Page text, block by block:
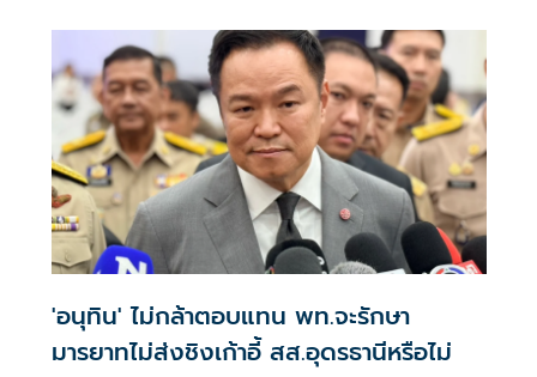
'อนุทิน' ไม่กล้าตอบแทน พท.จะรักษา
มารยาทไม่ส่งชิงเก้าอี้ สส.อุดรธานีหรือไม่